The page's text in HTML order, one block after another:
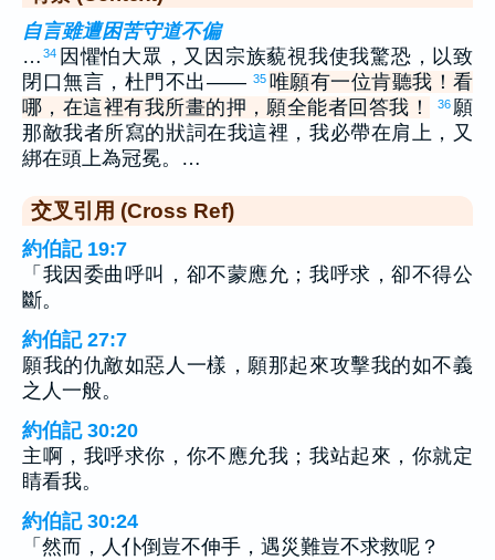
自言雖遭困苦守道不偏
… 34 因懼怕大眾，又因宗族藐視我使我驚恐，以致
閉口無言，杜門不出—— 35 唯願有一位肯聽我！看
哪，在這裡有我所畫的押，願全能者回答我！
36 願
那敵我者所寫的狀詞在我這裡，我必帶在肩上，又
綁在頭上為冠冕。…
交叉引用 (Cross Ref)
約伯記 19:7
「我因委曲呼叫，卻不蒙應允；我呼求，卻不得公
斷。
約伯記 27:7
願我的仇敵如惡人一樣，願那起來攻擊我的如不義
之人一般。
約伯記 30:20
主啊，我呼求你，你不應允我；我站起來，你就定
睛看我。
約伯記 30:24
「然而，人仆倒豈不伸手，遇災難豈不求救呢？